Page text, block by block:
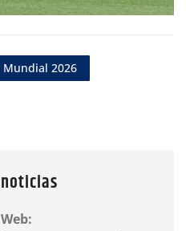
Mundial 2026
noticias
Web: